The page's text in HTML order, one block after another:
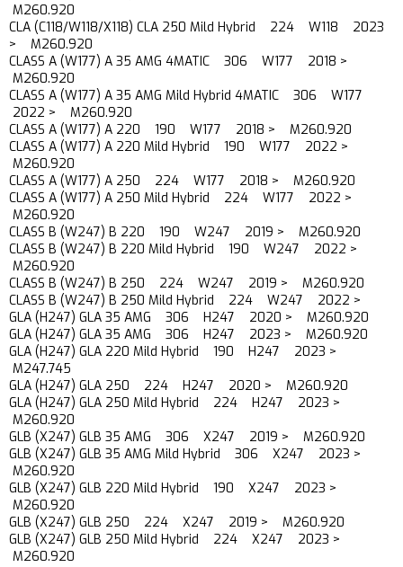
M260.920
CLA (C118/W118/X118) CLA 250 Mild Hybrid 224 W118 2023
> M260.920
CLASS A (W177) A 35 AMG 4MATIC 306 W177 2018 >
M260.920
CLASS A (W177) A 35 AMG Mild Hybrid 4MATIC 306 W177
2022 > M260.920
CLASS A (W177) A 220 190 W177 2018 > M260.920
CLASS A (W177) A 220 Mild Hybrid 190 W177 2022 >
M260.920
CLASS A (W177) A 250 224 W177 2018 > M260.920
CLASS A (W177) A 250 Mild Hybrid 224 W177 2022 >
M260.920
CLASS B (W247) B 220 190 W247 2019 > M260.920
CLASS B (W247) B 220 Mild Hybrid 190 W247 2022 >
M260.920
CLASS B (W247) B 250 224 W247 2019 > M260.920
CLASS B (W247) B 250 Mild Hybrid 224 W247 2022 >
GLA (H247) GLA 35 AMG 306 H247 2020 > M260.920
GLA (H247) GLA 35 AMG 306 H247 2023 > M260.920
GLA (H247) GLA 220 Mild Hybrid 190 H247 2023 >
M247.745
GLA (H247) GLA 250 224 H247 2020 > M260.920
GLA (H247) GLA 250 Mild Hybrid 224 H247 2023 >
M260.920
GLB (X247) GLB 35 AMG 306 X247 2019 > M260.920
GLB (X247) GLB 35 AMG Mild Hybrid 306 X247 2023 >
M260.920
GLB (X247) GLB 220 Mild Hybrid 190 X247 2023 >
M260.920
GLB (X247) GLB 250 224 X247 2019 > M260.920
GLB (X247) GLB 250 Mild Hybrid 224 X247 2023 >
M260.920